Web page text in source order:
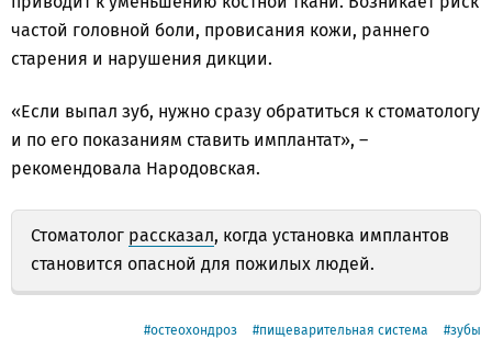
частой головной боли, провисания кожи, раннего
старения и нарушения дикции.
«Если выпал зуб, нужно сразу обратиться к стоматологу
и по его показаниям ставить имплантат», –
рекомендовала Народовская.
Стоматолог рассказал, когда установка имплантов
становится опасной для пожилых людей.
остеохондроз пищеварительная система зубы